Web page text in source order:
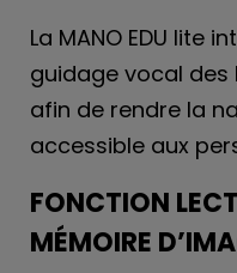
La MANO EDU lite
guidage vocal
afin de rendre la
accessible aux
FONCTION
MÉMOIRE